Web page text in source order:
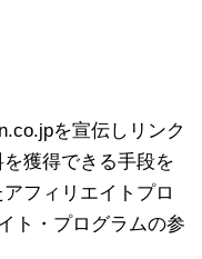
を宣伝しリンク
獲得できる手段を
フィリエイトプロ
ト・プログラムの参